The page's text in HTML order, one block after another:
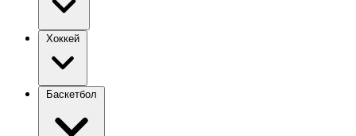
Хоккей
Баскетбол